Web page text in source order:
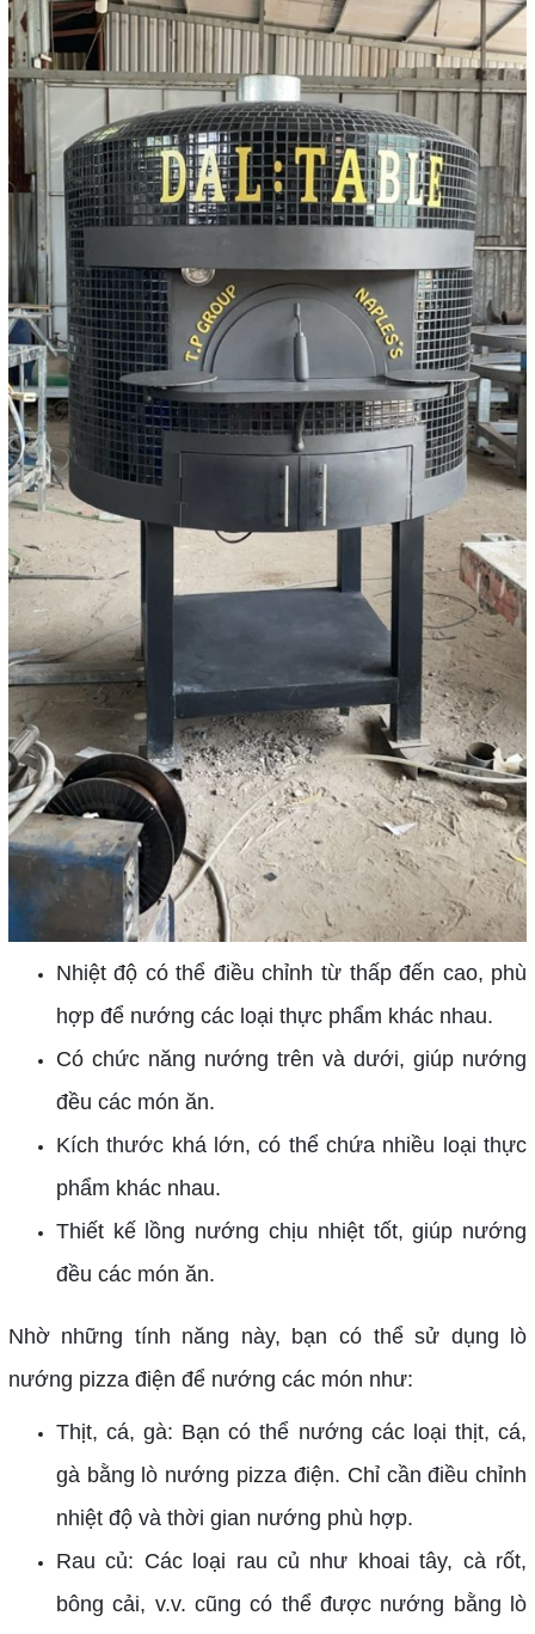
Nhiệt độ có thể điều chỉnh từ thấp đến cao, phù
hợp để nướng các loại thực phẩm khác nhau.
Có chức năng nướng trên và dưới, giúp nướng
đều các món ăn.
Kích thước khá lớn, có thể chứa nhiều loại thực
phẩm khác nhau.
Thiết kế lồng nướng chịu nhiệt tốt, giúp nướng
đều các món ăn.
Nhờ những tính năng này, bạn có thể sử dụng lò
nướng pizza điện để nướng các món như:
Thịt, cá, gà: Bạn có thể nướng các loại thịt, cá,
gà bằng lò nướng pizza điện. Chỉ cần điều chỉnh
nhiệt độ và thời gian nướng phù hợp.
Rau củ: Các loại rau củ như khoai tây, cà rốt,
bông cải, v.v. cũng có thể được nướng bằng lò